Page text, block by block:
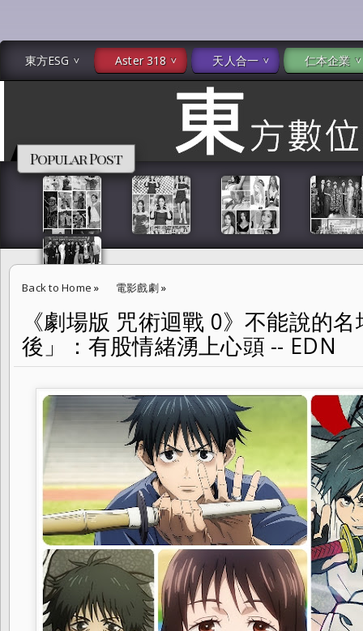
東方ESG Aster 318 天人合一 仁本企業
Popular Post
Back to Home » 電影戲劇»
《劇場版 咒術迴戰 0》不能說的名場面？！聲優吐「配音幕後」：有股
《劇場版 咒術迴戰 0》不能說的
後」：有股情緒湧上心頭 -- EDN